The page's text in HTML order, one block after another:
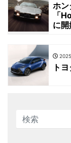
ホン
「
に
ト